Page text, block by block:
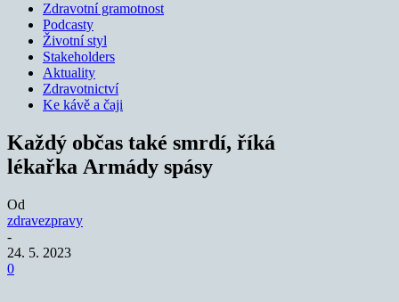
Zdravotní gramotnost
Podcasty
Životní styl
Stakeholders
Aktuality
Zdravotnictví
Ke kávě a čaji
Každý občas také smrdí, říká
lékařka Armády spásy
Od
zdravezpravy
-
24. 5. 2023
0